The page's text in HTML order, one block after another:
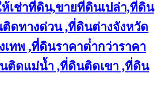
ห้เช่าที่ดิน,ขายที่ดินเปล่า,ที่ดิน
ดทางด่วน ,ที่ดินต่างจังหวัด
เทพ ,ที่ดินราคาต่ํากว่าราคา
ติดแม่น้ำ ,ที่ดินติดเขา ,ที่ดิน